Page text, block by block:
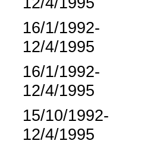
16/1/1992-
12/4/1995
16/1/1992-
12/4/1995
15/10/1992-
12/4/1995